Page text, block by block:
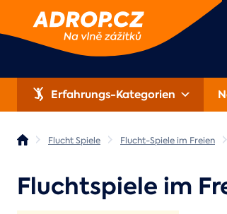
Erfahrungs-Kategorien
Flucht Spiele Flucht-Spiele im Freien
Fluchtspiele im